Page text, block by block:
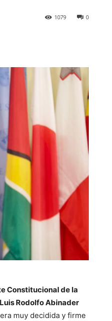
0
1079
Constitucional de la
Rodolfo Abinader
muy decidida y firme